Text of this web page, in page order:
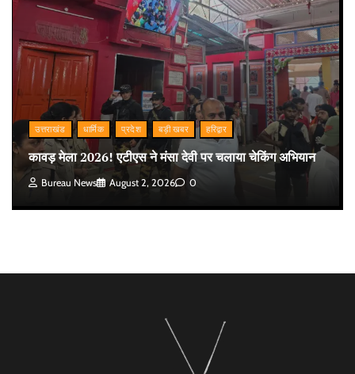
उत्तराखंड धार्मिक प्रदेश बड़ी खबर हरिद्वार
कावड़ मेला 2026! एटीएस ने मंसा देवी पर चलाया चेकिंग अभियान
Bureau News August 2, 2026 0